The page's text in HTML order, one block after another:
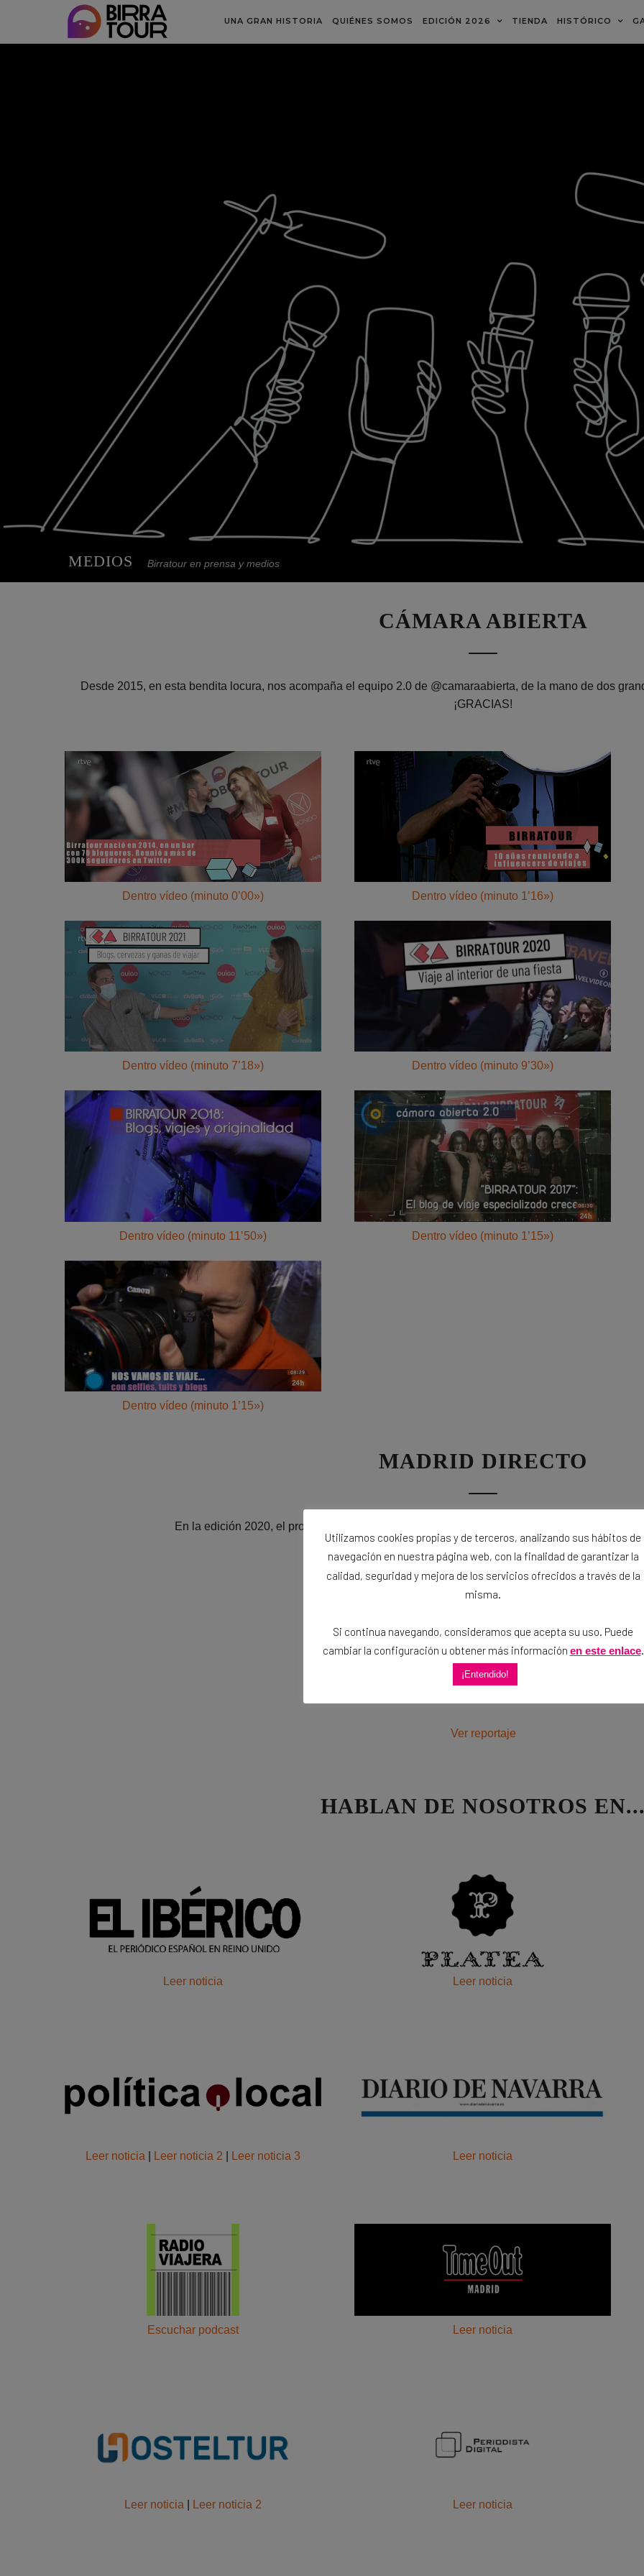
UNA GRAN HISTORIA QUIÉNES SOMOS EDICIÓN 2026 TIENDA HISTÓRICO
MEDIOS Birratour en prensa y medios
CÁMARA ABIERTA
Desde 2015, en esta bendita locura, nos acompaña el equipo 2.0 de @camaraabierta, de la mano de dos
¡GRACIAS!
Dentro vídeo (minuto 0’00») Dentro vídeo (minuto 1’16»)
Dentro vídeo (minuto 7’18») Dentro vídeo (minuto 9’30»)
Dentro vídeo (minuto 11’50») Dentro vídeo (minuto 1’15»)
Dentro vídeo (minuto 1’15»)
MADRID DIRECTO
En la edición 2020, el programa Madrid Directo se hizo eco del evento viajero del año en su
Ver reportaje
HABLAN DE NOSOTROS
Leer noticia Leer noticia
Leer noticia Leer noticia 2 Leer noticia 3 Leer noticia
Escuchar podcast Leer noticia
Leer noticia Leer noticia 2 Leer noticia
Utilizamos cookies propias y de terceros, analizando sus hábitos de
navegación en nuestra página web, con la finalidad de garantizar la
calidad, seguridad y mejora de los servicios ofrecidos a través de la
misma.
Si continua navegando, consideramos que acepta su uso. Puede
cambiar la configuración u obtener más información en este enlace.
¡Entendido!